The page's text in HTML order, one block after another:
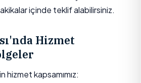
içinde teklif alabilirsiniz.
Hizmet
hizmet kapsamımız: